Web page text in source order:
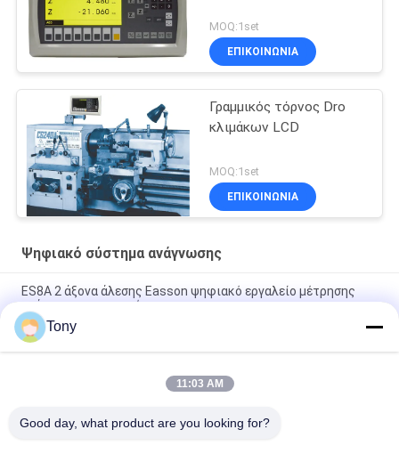
MOQ:1set
ΕΠΙΚΟΙΝΩΝΙΑ
Γραμμικός τόρνος Dro
κλιμάκων LCD
MOQ:1set
ΕΠΙΚΟΙΝΩΝΙΑ
Ψηφιακό σύστημα ανάγνωσης
ES8A 2 άξονα άλεσης Easson ψηφιακό εργαλείο μέτρησης
ανάγνωσης γραμμικό
3 ψηφιακή ανάγνωση άξονα LCD Dro για τη μηχανή τόρνου
μύλων του Μπρίτζπορτ
Ψηφιακό σύστημα ανάγνωσης δύο άξονα για το μύλο μηχανών
Tony
11:03 AM
Good day, what product are you looking for?